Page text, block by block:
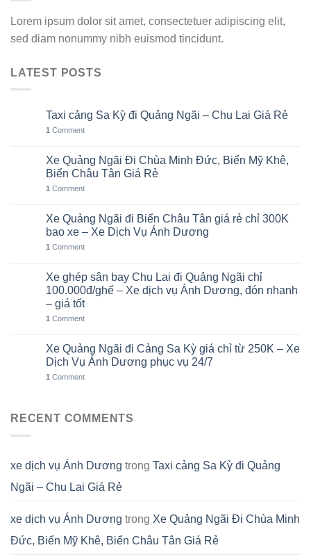
Lorem ipsum dolor sit amet, consectetuer adipiscing elit,
sed diam nonummy nibh euismod tincidunt.
LATEST POSTS
Taxi cảng Sa Kỳ đi Quảng Ngãi – Chu Lai Giá Rẻ
1 Comment
Xe Quảng Ngãi Đi Chùa Minh Đức, Biển Mỹ Khê,
Biển Châu Tân Giá Rẻ
1 Comment
Xe Quảng Ngãi đi Biển Châu Tân giá rẻ chỉ 300K
bao xe – Xe Dịch Vụ Ánh Dương
1 Comment
Xe ghép sân bay Chu Lai đi Quảng Ngãi chỉ
100.000đ/ghế – Xe dịch vụ Ánh Dương, đón nhanh
– giá tốt
1 Comment
Xe Quảng Ngãi đi Cảng Sa Kỳ giá chỉ từ 250K – Xe
Dịch Vụ Ánh Dương phục vụ 24/7
1 Comment
RECENT COMMENTS
xe dịch vụ Ánh Dương trong Taxi cảng Sa Kỳ đi Quảng
Ngãi – Chu Lai Giá Rẻ
xe dịch vụ Ánh Dương trong Xe Quảng Ngãi Đi Chùa Minh
Đức, Biển Mỹ Khê, Biển Châu Tân Giá Rẻ